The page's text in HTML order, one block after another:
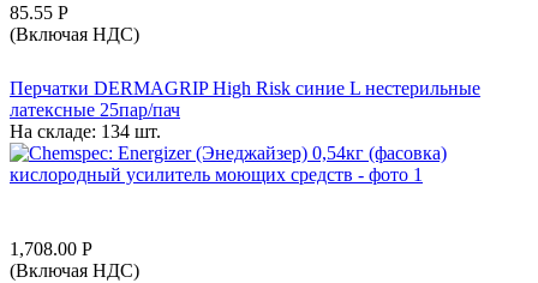
85.55 Р
(Включая НДС)
Перчатки DERMAGRIP High Risk синие L нестерильные
латексные 25пар/пач
На складе: 134 шт.
1,708.00 Р
(Включая НДС)